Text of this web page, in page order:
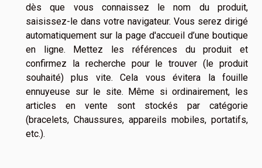
dès que vous connaissez le nom du produit,
saisissez-le dans votre navigateur. Vous serez dirigé
automatiquement sur la page d'accueil d’une boutique
en ligne. Mettez les références du produit et
confirmez la recherche pour le trouver (le produit
souhaité) plus vite. Cela vous évitera la fouille
ennuyeuse sur le site. Même si ordinairement, les
articles en vente sont stockés par catégorie
(bracelets, Chaussures, appareils mobiles, portatifs,
etc.).